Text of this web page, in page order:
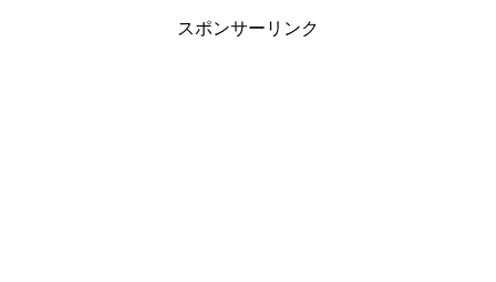
スポンサーリンク